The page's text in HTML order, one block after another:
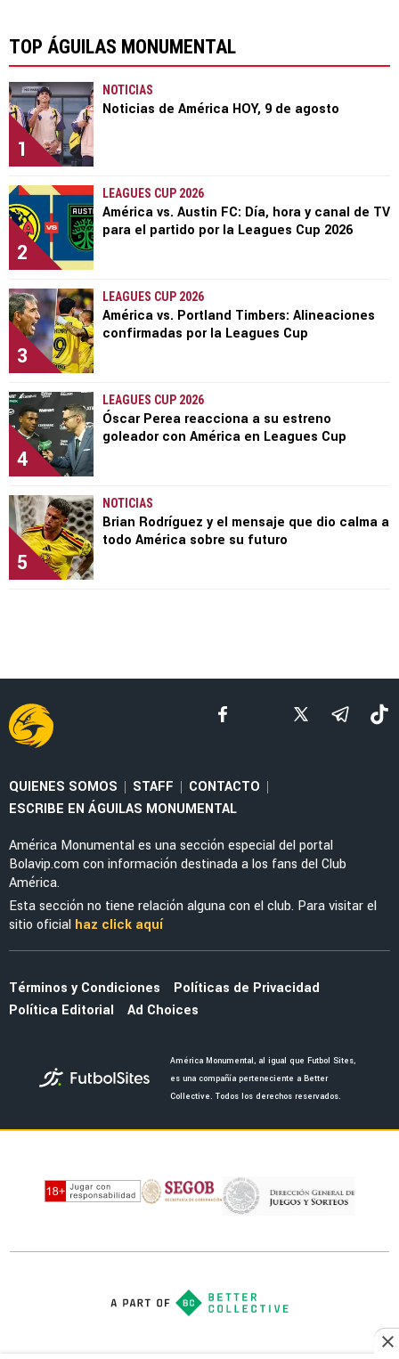
TOP ÁGUILAS MONUMENTAL
1
NOTICIAS
Noticias de América HOY, 9 de agosto
2
LEAGUES CUP 2026
América vs. Austin FC: Día, hora y canal de TV
para el partido por la Leagues Cup 2026
3
LEAGUES CUP 2026
América vs. Portland Timbers: Alineaciones
confirmadas por la Leagues Cup
4
LEAGUES CUP 2026
Óscar Perea reacciona a su estreno
goleador con América en Leagues Cup
5
NOTICIAS
Brian Rodríguez y el mensaje que dio calma a
todo América sobre su futuro
QUIENES SOMOS | STAFF | CONTACTO |
ESCRIBE EN ÁGUILAS MONUMENTAL
América Monumental es una sección especial del portal
Bolavip.com con información destinada a los fans del Club
América.
Esta sección no tiene relación alguna con el club. Para visitar el
sitio oficial haz click aquí
Términos y Condiciones
Políticas de Privacidad
Política Editorial
Ad Choices
América Monumental, al igual que Futbol Sites,
es una compañía perteneciente a Better
Collective. Todos los derechos reservados.